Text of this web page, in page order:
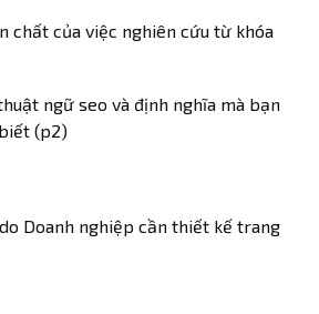
chất của việc nghiên cứu từ khóa
ngữ seo và định nghĩa mà bạn
(p2)
Doanh nghiệp cần thiết kế trang